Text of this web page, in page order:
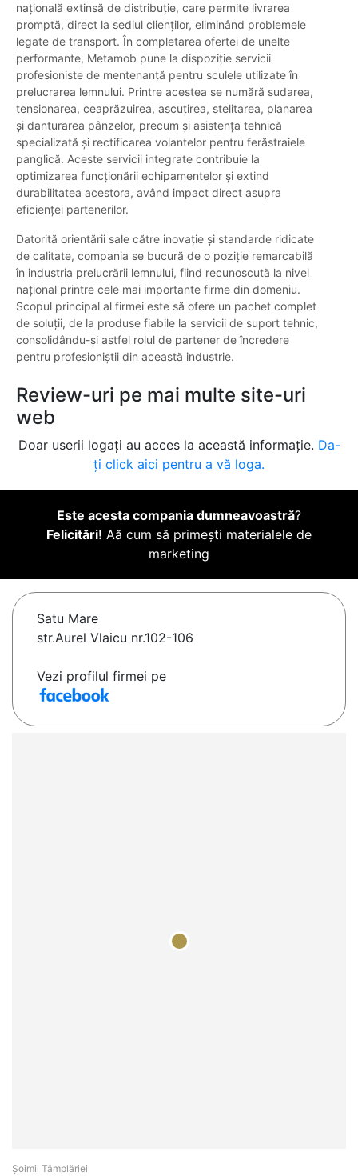
națională extinsă de distribuție, care permite livrarea
promptă, direct la sediul clienților, eliminând problemele
legate de transport. În completarea ofertei de unelte
performante, Metamob pune la dispoziție servicii
profesioniste de mentenanță pentru sculele utilizate în
prelucrarea lemnului. Printre acestea se numără sudarea,
tensionarea, ceaprăzuirea, ascuțirea, stelitarea, planarea
și danturarea pânzelor, precum și asistența tehnică
specializată și rectificarea volantelor pentru ferăstraiele
panglică. Aceste servicii integrate contribuie la
optimizarea funcționării echipamentelor și extind
durabilitatea acestora, având impact direct asupra
eficienței partenerilor.
Datorită orientării sale către inovație și standarde ridicate
de calitate, compania se bucură de o poziție remarcabilă
în industria prelucrării lemnului, fiind recunoscută la nivel
național printre cele mai importante firme din domeniu.
Scopul principal al firmei este să ofere un pachet complet
de soluții, de la produse fiabile la servicii de suport tehnic,
consolidându-și astfel rolul de partener de încredere
pentru profesioniștii din această industrie.
Review-uri pe mai multe site-uri
web
Doar userii logați au acces la această informație. Da-
ți click aici pentru a vă loga.
Este acesta compania dumneavoastră?
Felicitări! Aă cum să primești materialele de
marketing
Satu Mare
str.Aurel Vlaicu nr.102-106
Vezi profilul firmei pe
Șoimii Tâmplăriei